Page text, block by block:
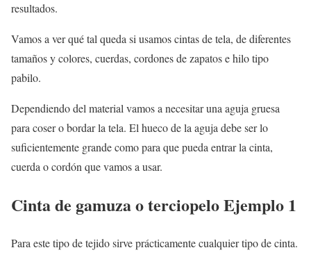
resultados.
Vamos a ver qué tal queda si usamos cintas de tela, de diferentes
tamaños y colores, cuerdas, cordones de zapatos e hilo tipo
pabilo.
Dependiendo del material vamos a necesitar una aguja gruesa
para coser o bordar la tela. El hueco de la aguja debe ser lo
suficientemente grande como para que pueda entrar la cinta,
cuerda o cordón que vamos a usar.
Cinta de gamuza o terciopelo Ejemplo 1
Para este tipo de tejido sirve prácticamente cualquier tipo de cinta.